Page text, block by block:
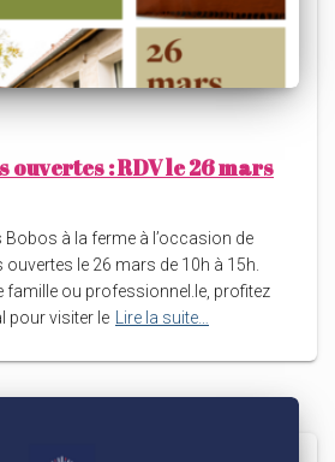
ouvertes : RDV le 26 mars
Bobos à la ferme à l’occasion de
le 26 mars de 10h à 15h.
famille ou professionnel.le, profitez
pour visiter le
Lire la suite…